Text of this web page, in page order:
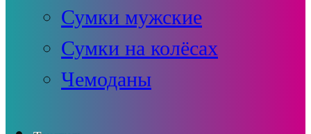
Сумки мужские
Сумки на колёсах
Чемоданы